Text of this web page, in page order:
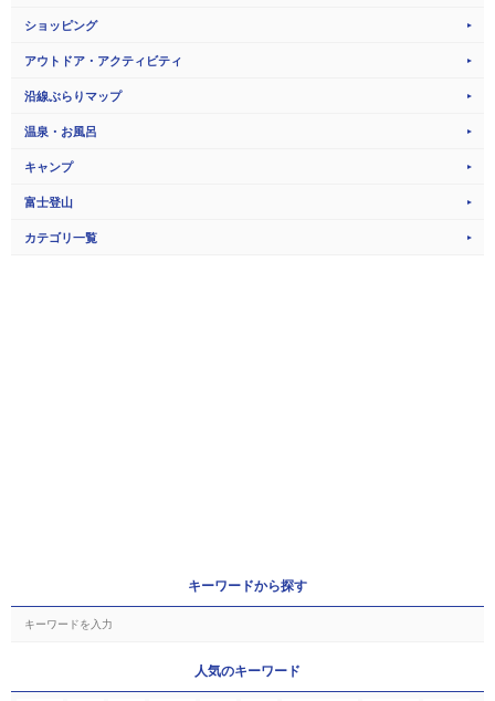
ショッピング
アウトドア・アクティビティ
沿線ぶらりマップ
温泉・お風呂
キャンプ
富士登山
カテゴリ一覧
キーワードから探す
人気のキーワード